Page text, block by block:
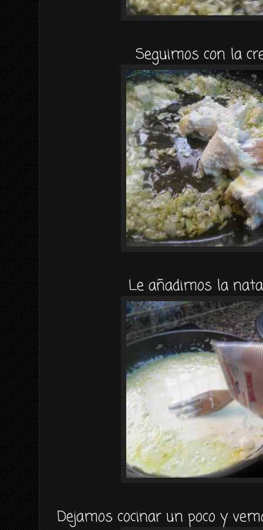
Seguimos con la
Le añadimos la
Dejamos cocinar un poco y